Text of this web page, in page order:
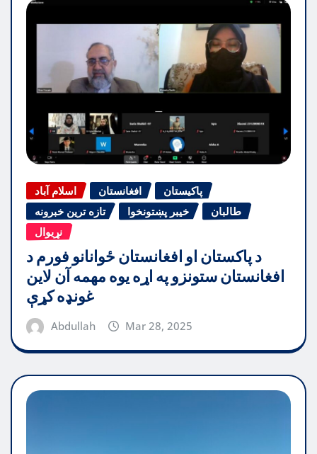
اسلام آباد افغانستان
پاکیستان
تازه ترین خبرونه
خیبر پښتونخوا
طالبان
نړیوال
د پاکستان او افغانستان ځوانانو فورم د
افغانستان ستونزو په اړه یوه مهمه آن لاین
غونډه کړې
Abdullah Mar 28, 2025